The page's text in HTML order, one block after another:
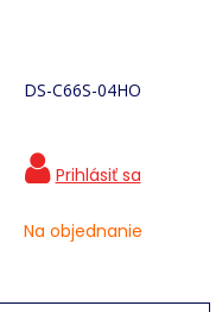
DS-C66S-04HO
Na objednanie